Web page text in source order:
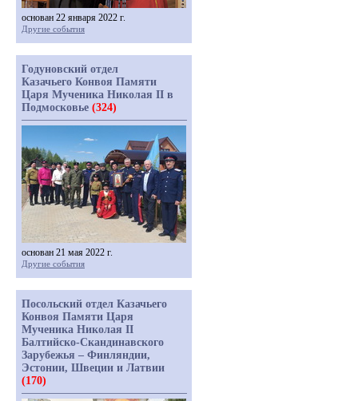
основан 22 января 2022 г.
Другие события
Годуновский отдел
Казачьего Конвоя Памяти
Царя Мученика Николая II в
Подмосковье (324)
основан 21 мая 2022 г.
Другие события
Посольский отдел Казачьего
Конвоя Памяти Царя
Мученика Николая II
Балтийско-Скандинавского
Зарубежья – Финляндии,
Эстонии, Швеции и Латвии
(170)